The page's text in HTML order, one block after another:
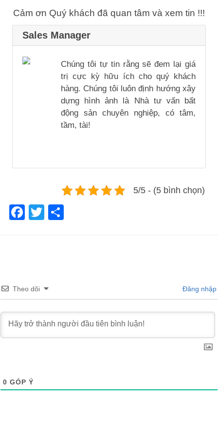
Cảm ơn Quý khách đã quan tâm và xem tin !!!
Sales Manager
Chúng tôi tự tin rằng sẽ đem lại giá
trị cực kỳ hữu ích cho quý khách
hàng. Chúng tôi luôn định hướng xây
dựng hình ảnh là Nhà tư vấn bất
động sản chuyên nghiệp, có tâm,
tầm, tài!
5/5 - (5 bình chọn)
Facebook
Twitter
Theo dõi Đăng nhập
0 GÓP Ý